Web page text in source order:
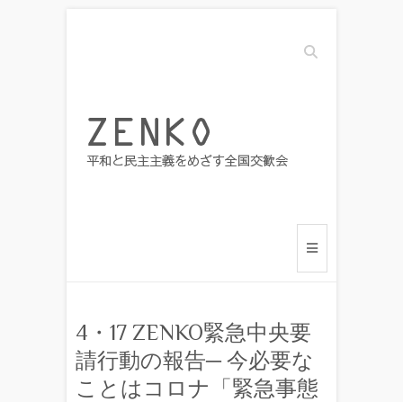
Search
4・17 ZENKO緊急中央要
請行動の報告 ─ 今必要な
ことはコロナ「緊急事態